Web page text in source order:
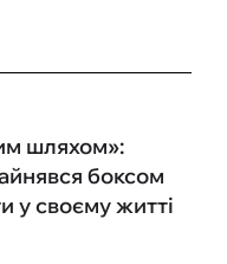
шляхом»:
боксом
у своєму житті